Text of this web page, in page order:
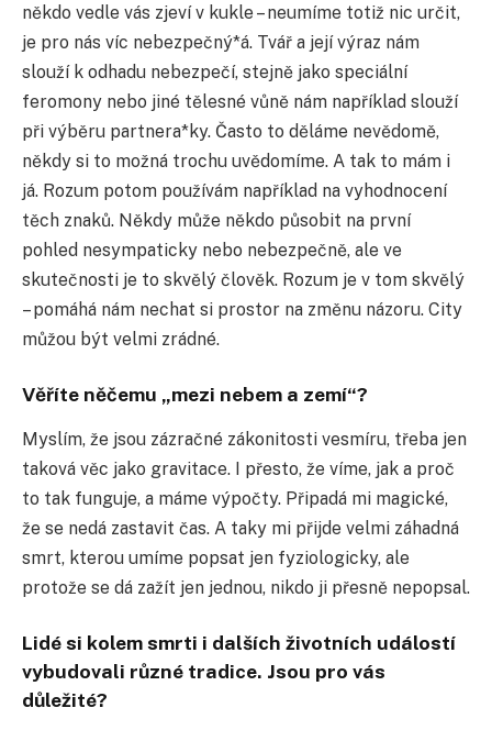
někdo vedle vás zjeví v kukle – neumíme totiž nic určit,
je pro nás víc nebezpečný*á. Tvář a její výraz nám
slouží k odhadu nebezpečí, stejně jako speciální
feromony nebo jiné tělesné vůně nám například slouží
při výběru partnera*ky. Často to děláme nevědomě,
někdy si to možná trochu uvědomíme. A tak to mám i
já. Rozum potom používám například na vyhodnocení
těch znaků. Někdy může někdo působit na první
pohled nesympaticky nebo nebezpečně, ale ve
skutečnosti je to skvělý člověk. Rozum je v tom skvělý
– pomáhá nám nechat si prostor na změnu názoru. City
můžou být velmi zrádné.
Věříte něčemu „mezi nebem a zemí“?
Myslím, že jsou zázračné zákonitosti vesmíru, třeba jen
taková věc jako gravitace. I přesto, že víme, jak a proč
to tak funguje, a máme výpočty. Připadá mi magické,
že se nedá zastavit čas. A taky mi přijde velmi záhadná
smrt, kterou umíme popsat jen fyziologicky, ale
protože se dá zažít jen jednou, nikdo ji přesně nepopsal.
Lidé si kolem smrti i dalších životních událostí
vybudovali různé tradice. Jsou pro vás
důležité?